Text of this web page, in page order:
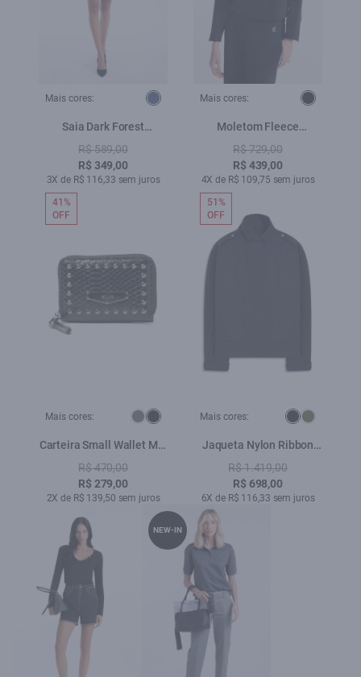
Mais cores:
Saia Dark Forest
Lav.Escuro
R$ 589,00
R$ 349,00
3X de R$ 116,33 sem juros
Mais cores:
Moletom Fleece
Rhinestone Preto
R$ 729,00
R$ 439,00
4X de R$ 109,75 sem juros
Mais cores:
Carteira Small Wallet Mia
Ellus Preto
R$ 470,00
R$ 279,00
2X de R$ 139,50 sem juros
41%
OFF
Mais cores:
Jaqueta Nylon Ribbon
Windreaker Martingale
Preto
R$ 1.419,00
R$ 698,00
6X de R$ 116,33 sem juros
51%
OFF
NEW-IN